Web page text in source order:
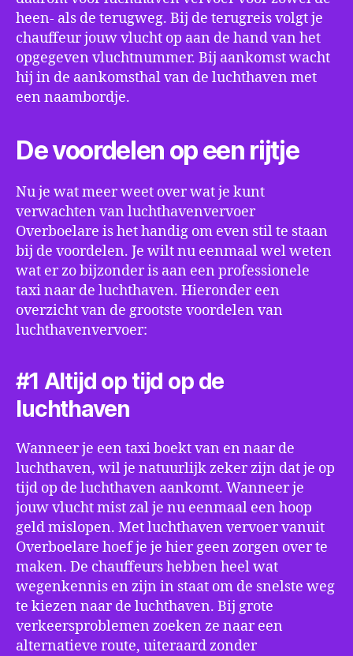
heen- als de terugweg. Bij de terugreis volgt je
chauffeur jouw vlucht op aan de hand van het
opgegeven vluchtnummer. Bij aankomst wacht
hij in de aankomsthal van de luchthaven met
een naambordje.
De voordelen op een rijtje
Nu je wat meer weet over wat je kunt
verwachten van luchthavenvervoer
Overboelare is het handig om even stil te staan
bij de voordelen. Je wilt nu eenmaal wel weten
wat er zo bijzonder is aan een professionele
taxi naar de luchthaven. Hieronder een
overzicht van de grootste voordelen van
luchthavenvervoer:
#1 Altijd op tijd op de
luchthaven
Wanneer je een taxi boekt van en naar de
luchthaven, wil je natuurlijk zeker zijn dat je op
tijd op de luchthaven aankomt. Wanneer je
jouw vlucht mist zal je nu eenmaal een hoop
geld mislopen. Met luchthaven vervoer vanuit
Overboelare hoef je je hier geen zorgen over te
maken. De chauffeurs hebben heel wat
wegenkennis en zijn in staat om de snelste weg
te kiezen naar de luchthaven. Bij grote
verkeersproblemen zoeken ze naar een
alternatieve route, uiteraard zonder